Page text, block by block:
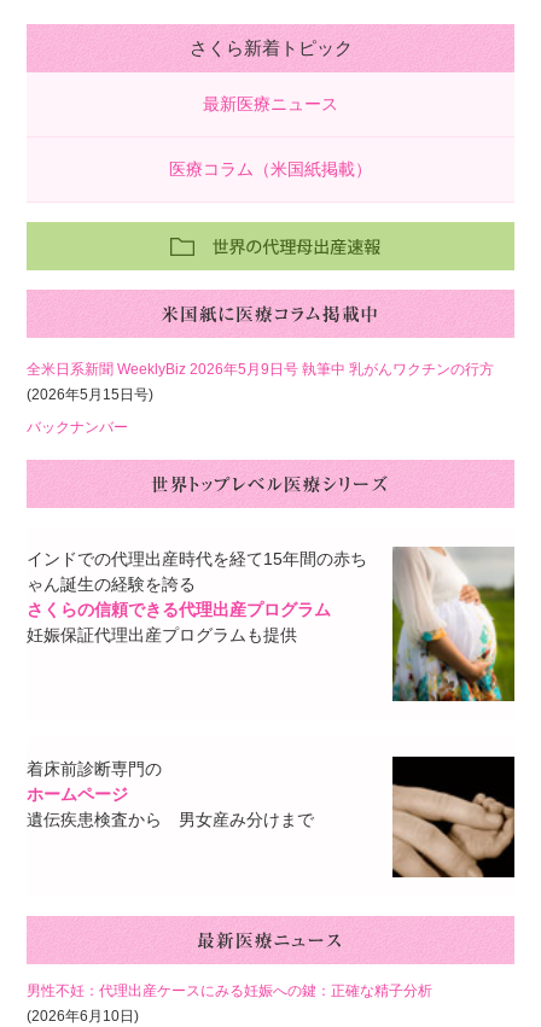
さくら新着トピック
最新医療ニュース
医療コラム（米国紙掲載）
全米日系新聞 WeeklyBiz 2026年5月9日号 執筆中 乳がんワクチンの行方
(2026年5月15日号)
バックナンバー
インドでの代理出産時代を経て15年間の赤ち
ゃん誕生の経験を誇る
さくらの信頼できる代理出産プログラム
妊娠保証代理出産プログラムも提供
着床前診断専門の
ホームページ
遺伝疾患検査から 男女産み分けまで
男性不妊：代理出産ケースにみる妊娠への鍵：正確な精子分析
(2026年6月10日)